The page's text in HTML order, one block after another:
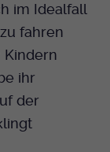
im Idealfall
fahren
Kindern
ihr
der